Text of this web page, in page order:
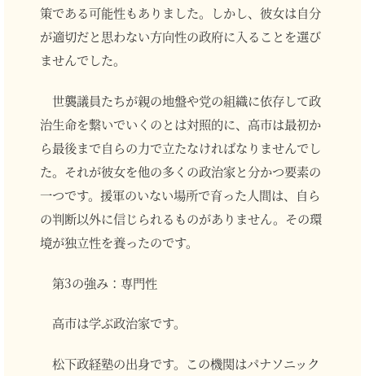
策である可能性もありました。しかし、彼女は自分
が適切だと思わない方向性の政府に入ることを選び
ませんでした。
世襲議員たちが親の地盤や党の組織に依存して政
治生命を繋いでいくのとは対照的に、高市は最初か
ら最後まで自らの力で立たなければなりませんでし
た。それが彼女を他の多くの政治家と分かつ要素の
一つです。援軍のいない場所で育った人間は、自ら
の判断以外に信じられるものがありません。その環
境が独立性を養ったのです。
第3の強み：専門性
高市は学ぶ政治家です。
松下政経塾の出身です。この機関はパナソニック